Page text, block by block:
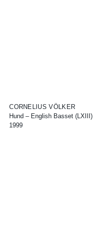
CORNELIUS VÖLKER
Hund – English Basset (LXIII)
1999